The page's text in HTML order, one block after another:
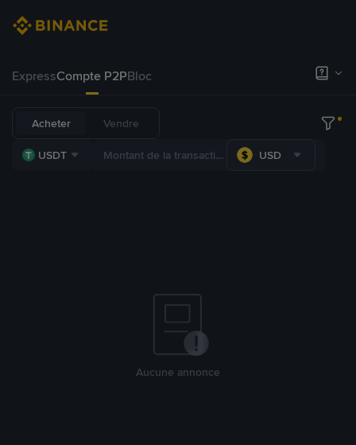
ExpressCompte P2PBloc
Acheter Vendre
USDT USD
Aucune annonce